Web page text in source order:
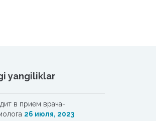
yangiliklar
в прием врача-
26 июля, 2023